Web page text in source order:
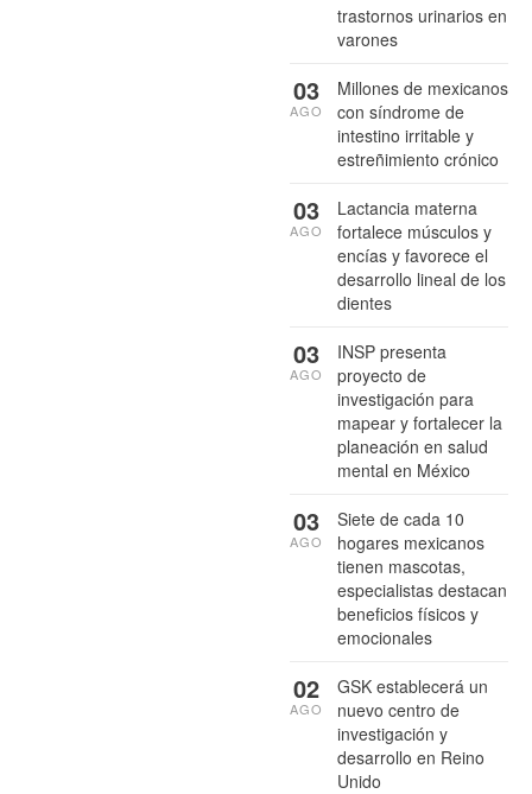
trastornos urinarios en
varones
Millones de mexicanos
con síndrome de
intestino irritable y
estreñimiento crónico
03
AGO
Lactancia materna
fortalece músculos y
encías y favorece el
desarrollo lineal de los
dientes
03
AGO
INSP presenta
proyecto de
investigación para
mapear y fortalecer la
planeación en salud
mental en México
03
AGO
Siete de cada 10
hogares mexicanos
tienen mascotas,
especialistas destacan
beneficios físicos y
emocionales
03
AGO
GSK establecerá un
nuevo centro de
investigación y
desarrollo en Reino
Unido
02
AGO